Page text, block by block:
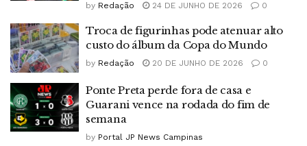
by Redação 24 DE JUNHO DE 2026 0
Troca de figurinhas pode atenuar alto
custo do álbum da Copa do Mundo
by Redação 20 DE JUNHO DE 2026 0
Ponte Preta perde fora de casa e
Guarani vence na rodada do fim de
semana
by Portal JP News Campinas